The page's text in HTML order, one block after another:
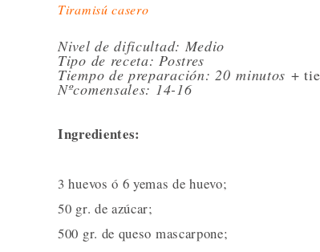
Tiramisú casero
Nivel de dificultad: Medio
Tipo de receta: Postres
Tiempo de preparación: 20 minutos +
Nºcomensales: 14-16
Ingredientes:
3 huevos ó 6 yemas de huevo;
50 gr. de azúcar;
500 gr. de queso mascarpone;